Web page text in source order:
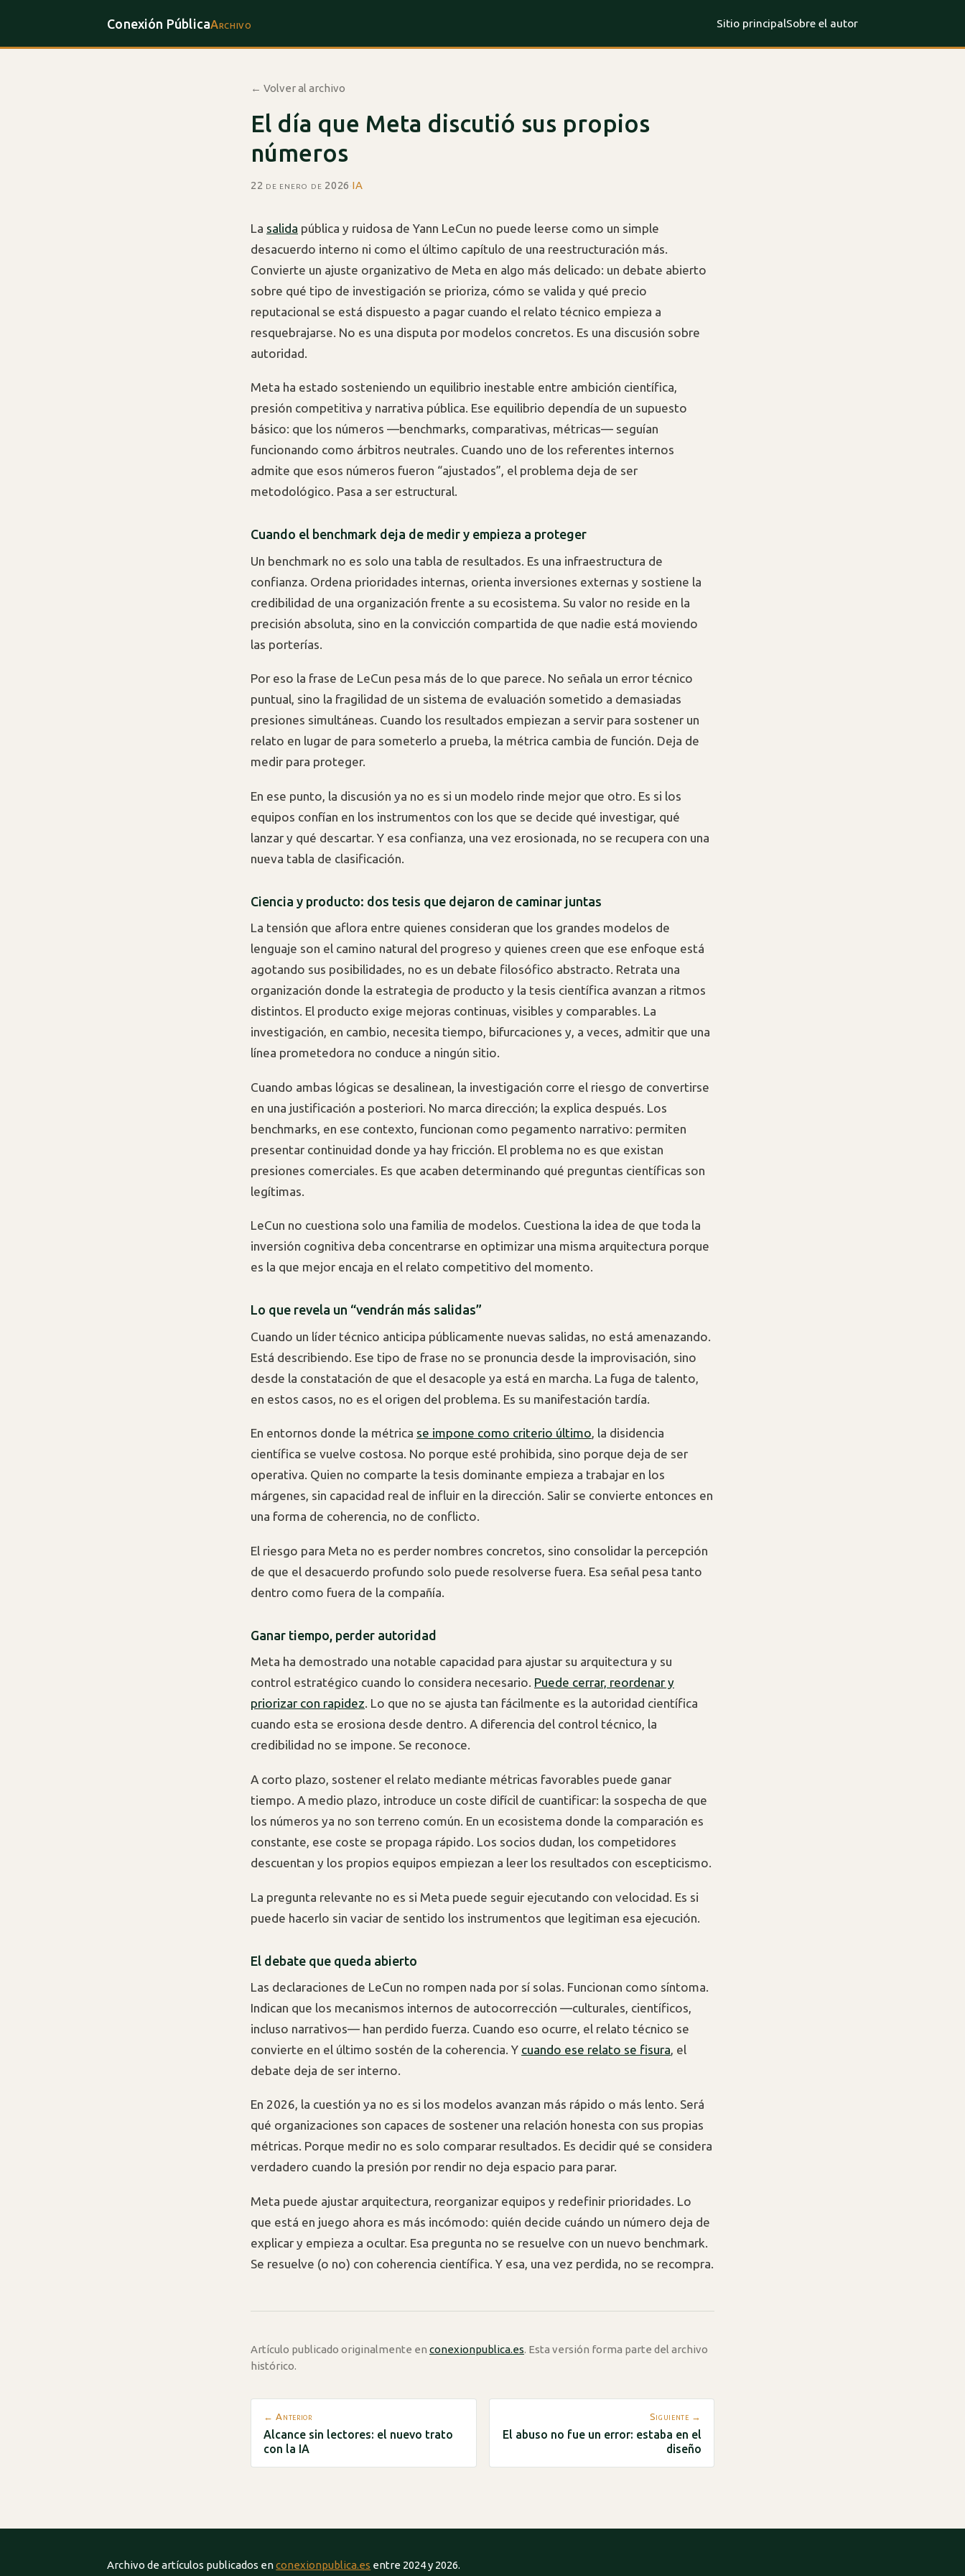
Conexión PúblicaArchivo Sitio principalSobre el autor
← Volver al archivo
El día que Meta discutió sus propios
números
22 de enero de 2026·IA
La salida pública y ruidosa de Yann LeCun no puede leerse como un simple
desacuerdo interno ni como el último capítulo de una reestructuración más.
Convierte un ajuste organizativo de Meta en algo más delicado: un debate abierto
sobre qué tipo de investigación se prioriza, cómo se valida y qué precio
reputacional se está dispuesto a pagar cuando el relato técnico empieza a
resquebrajarse. No es una disputa por modelos concretos. Es una discusión sobre
autoridad.
Meta ha estado sosteniendo un equilibrio inestable entre ambición científica,
presión competitiva y narrativa pública. Ese equilibrio dependía de un supuesto
básico: que los números —benchmarks, comparativas, métricas— seguían
funcionando como árbitros neutrales. Cuando uno de los referentes internos
admite que esos números fueron “ajustados”, el problema deja de ser
metodológico. Pasa a ser estructural.
Cuando el benchmark deja de medir y empieza a proteger
Un benchmark no es solo una tabla de resultados. Es una infraestructura de
confianza. Ordena prioridades internas, orienta inversiones externas y sostiene la
credibilidad de una organización frente a su ecosistema. Su valor no reside en la
precisión absoluta, sino en la convicción compartida de que nadie está moviendo
las porterías.
Por eso la frase de LeCun pesa más de lo que parece. No señala un error técnico
puntual, sino la fragilidad de un sistema de evaluación sometido a demasiadas
presiones simultáneas. Cuando los resultados empiezan a servir para sostener un
relato en lugar de para someterlo a prueba, la métrica cambia de función. Deja de
medir para proteger.
En ese punto, la discusión ya no es si un modelo rinde mejor que otro. Es si los
equipos confían en los instrumentos con los que se decide qué investigar, qué
lanzar y qué descartar. Y esa confianza, una vez erosionada, no se recupera con una
nueva tabla de clasificación.
Ciencia y producto: dos tesis que dejaron de caminar juntas
La tensión que aflora entre quienes consideran que los grandes modelos de
lenguaje son el camino natural del progreso y quienes creen que ese enfoque está
agotando sus posibilidades, no es un debate filosófico abstracto. Retrata una
organización donde la estrategia de producto y la tesis científica avanzan a ritmos
distintos. El producto exige mejoras continuas, visibles y comparables. La
investigación, en cambio, necesita tiempo, bifurcaciones y, a veces, admitir que una
línea prometedora no conduce a ningún sitio.
Cuando ambas lógicas se desalinean, la investigación corre el riesgo de convertirse
en una justificación a posteriori. No marca dirección; la explica después. Los
benchmarks, en ese contexto, funcionan como pegamento narrativo: permiten
presentar continuidad donde ya hay fricción. El problema no es que existan
presiones comerciales. Es que acaben determinando qué preguntas científicas son
legítimas.
LeCun no cuestiona solo una familia de modelos. Cuestiona la idea de que toda la
inversión cognitiva deba concentrarse en optimizar una misma arquitectura porque
es la que mejor encaja en el relato competitivo del momento.
Lo que revela un “vendrán más salidas”
Cuando un líder técnico anticipa públicamente nuevas salidas, no está amenazando.
Está describiendo. Ese tipo de frase no se pronuncia desde la improvisación, sino
desde la constatación de que el desacople ya está en marcha. La fuga de talento,
en estos casos, no es el origen del problema. Es su manifestación tardía.
En entornos donde la métrica se impone como criterio último, la disidencia
científica se vuelve costosa. No porque esté prohibida, sino porque deja de ser
operativa. Quien no comparte la tesis dominante empieza a trabajar en los
márgenes, sin capacidad real de influir en la dirección. Salir se convierte entonces en
una forma de coherencia, no de conflicto.
El riesgo para Meta no es perder nombres concretos, sino consolidar la percepción
de que el desacuerdo profundo solo puede resolverse fuera. Esa señal pesa tanto
dentro como fuera de la compañía.
Ganar tiempo, perder autoridad
Meta ha demostrado una notable capacidad para ajustar su arquitectura y su
control estratégico cuando lo considera necesario. Puede cerrar, reordenar y
priorizar con rapidez. Lo que no se ajusta tan fácilmente es la autoridad científica
cuando esta se erosiona desde dentro. A diferencia del control técnico, la
credibilidad no se impone. Se reconoce.
A corto plazo, sostener el relato mediante métricas favorables puede ganar
tiempo. A medio plazo, introduce un coste difícil de cuantificar: la sospecha de que
los números ya no son terreno común. En un ecosistema donde la comparación es
constante, ese coste se propaga rápido. Los socios dudan, los competidores
descuentan y los propios equipos empiezan a leer los resultados con escepticismo.
La pregunta relevante no es si Meta puede seguir ejecutando con velocidad. Es si
puede hacerlo sin vaciar de sentido los instrumentos que legitiman esa ejecución.
El debate que queda abierto
Las declaraciones de LeCun no rompen nada por sí solas. Funcionan como síntoma.
Indican que los mecanismos internos de autocorrección —culturales, científicos,
incluso narrativos— han perdido fuerza. Cuando eso ocurre, el relato técnico se
convierte en el último sostén de la coherencia. Y cuando ese relato se fisura , el
debate deja de ser interno.
En 2026, la cuestión ya no es si los modelos avanzan más rápido o más lento. Será
qué organizaciones son capaces de sostener una relación honesta con sus propias
métricas. Porque medir no es solo comparar resultados. Es decidir qué se considera
verdadero cuando la presión por rendir no deja espacio para parar.
Meta puede ajustar arquitectura, reorganizar equipos y redefinir prioridades. Lo
que está en juego ahora es más incómodo: quién decide cuándo un número deja de
explicar y empieza a ocultar. Esa pregunta no se resuelve con un nuevo benchmark.
Se resuelve (o no) con coherencia científica. Y esa, una vez perdida, no se recompra.
Artículo publicado originalmente en conexionpublica.es. Esta versión forma parte del archivo
histórico.
← Anterior
Alcance sin lectores: el nuevo trato
con la IA
Siguiente →
El abuso no fue un error: estaba en el
diseño
Archivo de artículos publicados enconexionpublica.es entre 2024 y 2026.